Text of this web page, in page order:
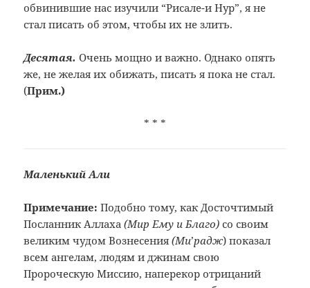
обвинившие нас изучили “Рисале-и Нур”, я не
стал писать об этом, чтобы их не злить.
Десятая. Очень мощно и важно. Однако опять
же, не желая их обижать, писать я пока не стал.
(Прим.)
* * *
МаленькийАли
Примечание:Подобно тому, как Досточтимый
ПосланникАллаха(Мир Ему иБлаго) со своим
великим чудомВознесения(Ми’радж) показал
всем ангелам, людям и джинам свою
Пророческую Миссию, наперекор отрицаний